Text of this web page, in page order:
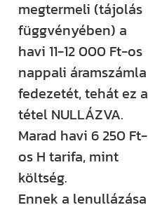
megtermeli (tájolás
függvényében) a
havi 11-12 000 Ft-os
nappali áramszámla
fedezetét, tehát ez a
tétel NULLÁZVA.
Marad havi 6 250 Ft-
os H tarifa, mint
költség.
Ennek a lenullázása